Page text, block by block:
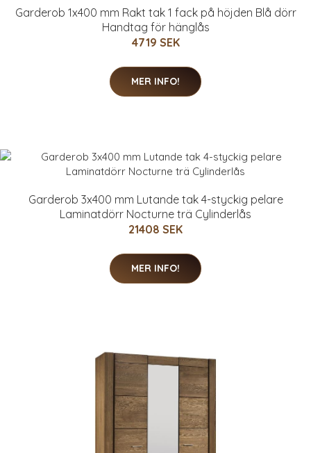
Garderob 1x400 mm Rakt tak 1 fack på höjden Blå dörr
Handtag för hänglås
4719 SEK
MER INFO!
Garderob 3x400 mm Lutande tak 4-styckig pelare
Laminatdörr Nocturne trä Cylinderlås
21408 SEK
MER INFO!